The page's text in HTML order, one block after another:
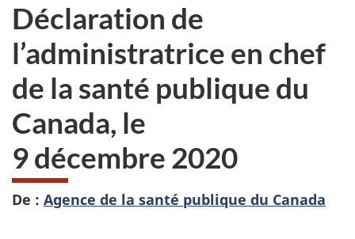
Déclaration de
l’administratrice en chef
de la santé publique du
Canada, le
9 décembre 2020
De : Agence de la santé publique du Canada